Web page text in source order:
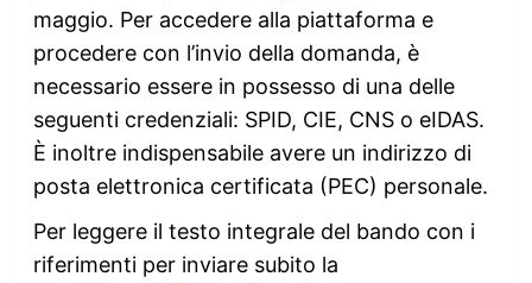
maggio. Per accedere alla piattaforma e
procedere con l’invio della domanda, è
necessario essere in possesso di una delle
seguenti credenziali: SPID, CIE, CNS o eIDAS.
È inoltre indispensabile avere un indirizzo di
posta elettronica certificata (PEC) personale.
Per leggere il testo integrale del bando con i
riferimenti per inviare subito la